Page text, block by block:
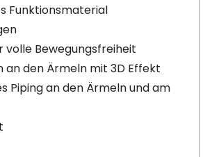
Funktionsmaterial
volle Bewegungsfreiheit
an den Ärmeln mit 3D Effekt
Piping an den Ärmeln und am